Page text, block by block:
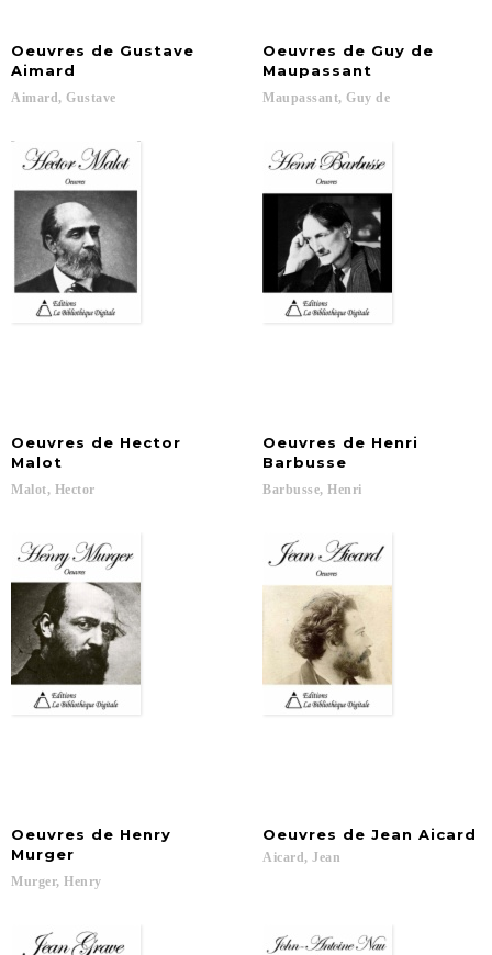
Oeuvres de Gustave
Aimard
Aimard, Gustave
Oeuvres de Guy de
Maupassant
Maupassant, Guy de
Oeuvres de Hector
Malot
Malot, Hector
Oeuvres de Henri
Barbusse
Barbusse, Henri
Oeuvres de Henry
Murger
Murger, Henry
Oeuvres de Jean Aicard
Aicard, Jean